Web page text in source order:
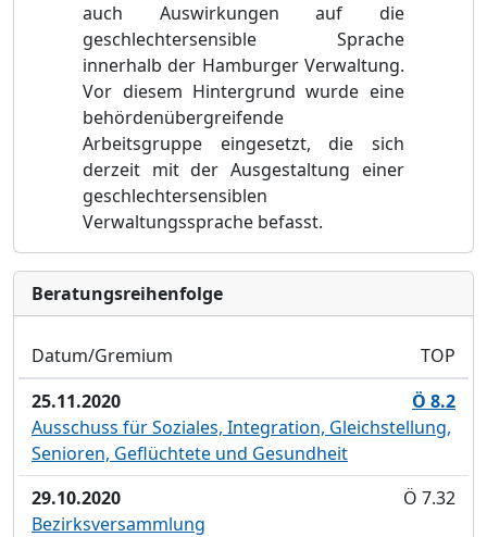
auch Auswirkungen auf die
geschlechtersensible Sprache
innerhalb der Hamburger Verwaltung.
Vor diesem Hintergrund wurde eine
behördenübergreifende
Arbeitsgruppe eingesetzt, die sich
derzeit mit der Ausgestaltung einer
geschlechtersensiblen
Verwaltungssprache befasst.
Bera­tungs­reihen­folge
Datum/Gremium
TOP
25.11.2020
Ö 8.2
Ausschuss für Soziales, Integration, Gleichstellung,
Senioren, Geflüchtete und Gesundheit
29.10.2020
Ö 7.32
Bezirksversammlung